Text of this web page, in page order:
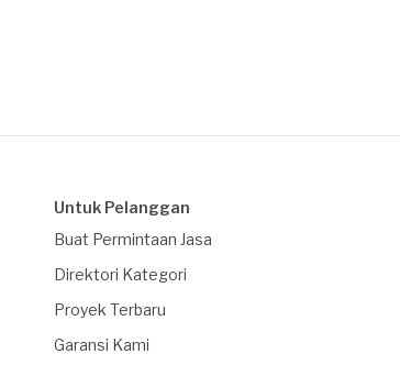
Untuk Pelanggan
Buat Permintaan Jasa
Direktori Kategori
Proyek Terbaru
Garansi Kami